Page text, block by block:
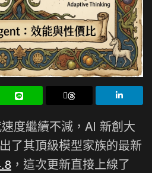
度繼續不減，AI 新創大
了其頂級模型家族的最新
，這次更新直接上線了